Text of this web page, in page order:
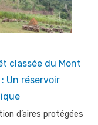
classée du Mont
: Un réservoir
d’aires protégées